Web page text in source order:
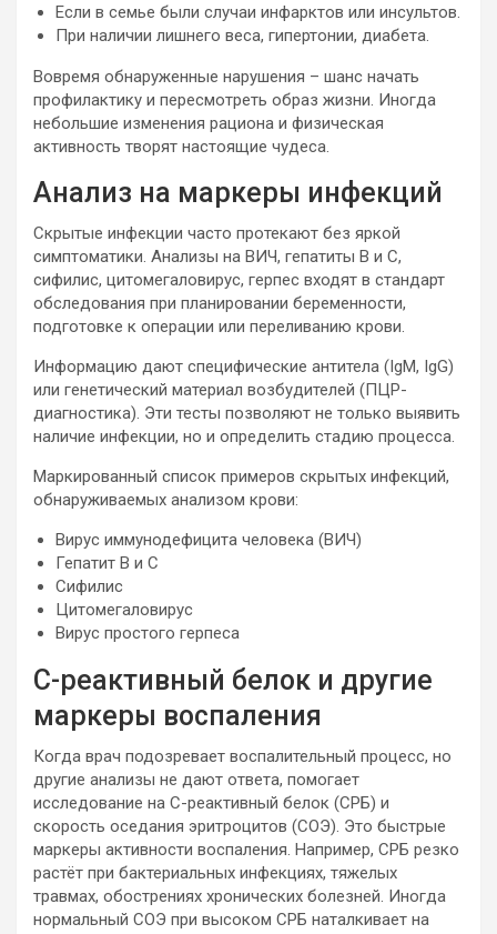
Если в семье были случаи инфарктов или инсультов.
При наличии лишнего веса, гипертонии, диабета.
Вовремя обнаруженные нарушения – шанс начать
профилактику и пересмотреть образ жизни. Иногда
небольшие изменения рациона и физическая
активность творят настоящие чудеса.
Анализ на маркеры инфекций
Скрытые инфекции часто протекают без яркой
симптоматики. Анализы на ВИЧ, гепатиты В и С,
сифилис, цитомегаловирус, герпес входят в стандарт
обследования при планировании беременности,
подготовке к операции или переливанию крови.
Информацию дают специфические антитела (IgM, IgG)
или генетический материал возбудителей (ПЦР-
диагностика). Эти тесты позволяют не только выявить
наличие инфекции, но и определить стадию процесса.
Маркированный список примеров скрытых инфекций,
обнаруживаемых анализом крови:
Вирус иммунодефицита человека (ВИЧ)
Гепатит B и C
Сифилис
Цитомегаловирус
Вирус простого герпеса
С-реактивный белок и другие
маркеры воспаления
Когда врач подозревает воспалительный процесс, но
другие анализы не дают ответа, помогает
исследование на С-реактивный белок (СРБ) и
скорость оседания эритроцитов (СОЭ). Это быстрые
маркеры активности воспаления. Например, СРБ резко
растёт при бактериальных инфекциях, тяжелых
травмах, обострениях хронических болезней. Иногда
нормальный СОЭ при высоком СРБ наталкивает на